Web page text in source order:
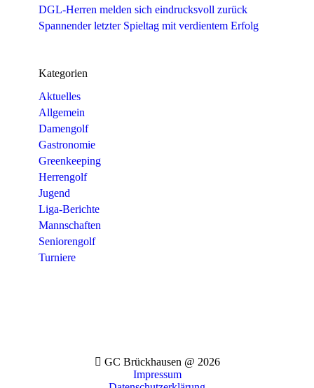
DGL-Herren melden sich eindrucksvoll zurück
Spannender letzter Spieltag mit verdientem Erfolg
Kategorien
Aktuelles
Allgemein
Damengolf
Gastronomie
Greenkeeping
Herrengolf
Jugend
Liga-Berichte
Mannschaften
Seniorengolf
Turniere
GC Brückhausen @ 2026
Impressum